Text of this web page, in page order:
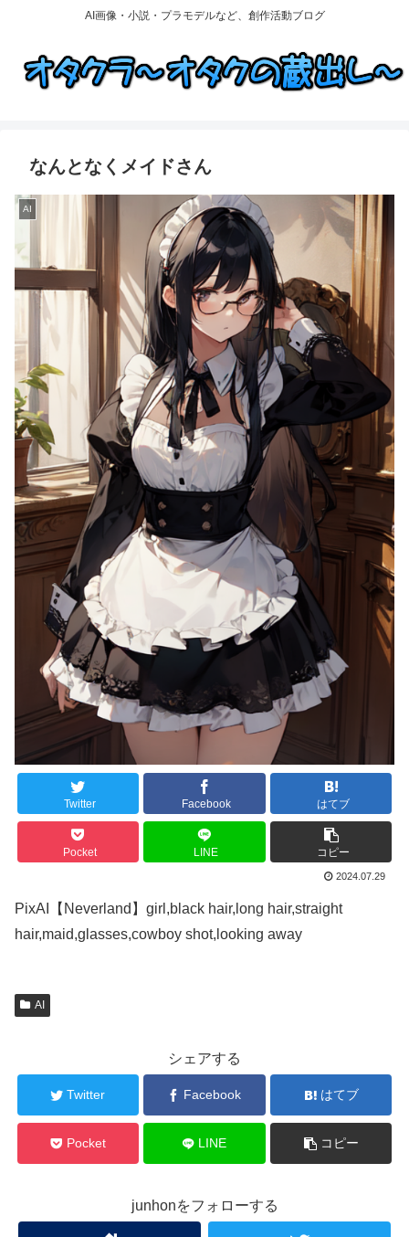
AI画像・小説・プラモデルなど、創作活動ブログ
なんとなくメイドさん
AI
Twitter Facebook はてブ
Pocket LINE コピー
2024.07.29
PixAI【Neverland】girl,black hair,long hair,straight
hair,maid,glasses,cowboy shot,looking away
AI
シェアする
Twitter Facebook はてブ
Pocket LINE コピー
junhonをフォローする